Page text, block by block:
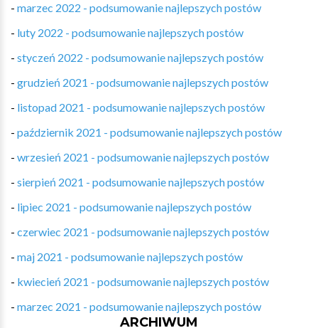
- marzec 2022 - podsumowanie najlepszych postów
- luty 2022 - podsumowanie najlepszych postów
- styczeń 2022 - podsumowanie najlepszych postów
- grudzień 2021 - podsumowanie najlepszych postów
- listopad 2021 - podsumowanie najlepszych postów
- październik 2021 - podsumowanie najlepszych postów
- wrzesień 2021 - podsumowanie najlepszych postów
- sierpień 2021 - podsumowanie najlepszych postów
- lipiec 2021 - podsumowanie najlepszych postów
- czerwiec 2021 - podsumowanie najlepszych postów
- maj 2021 - podsumowanie najlepszych postów
- kwiecień 2021 - podsumowanie najlepszych postów
- marzec 2021 - podsumowanie najlepszych postów
ARCHIWUM